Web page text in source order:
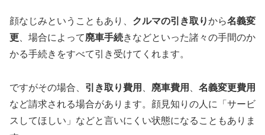
顔なじみということもあり、 クルマの引き取りから名義変
更 、場合によって廃車手続きなどといった諸々の手間のか
かる手続きをすべて引き受けてくれます。
ですがその場合、 引き取り費用 廃車費用
名義変更費用
など請求される場合があります。顔見知りの人に「サービ
スしてほしい」などと言いにくい状態になることもありま